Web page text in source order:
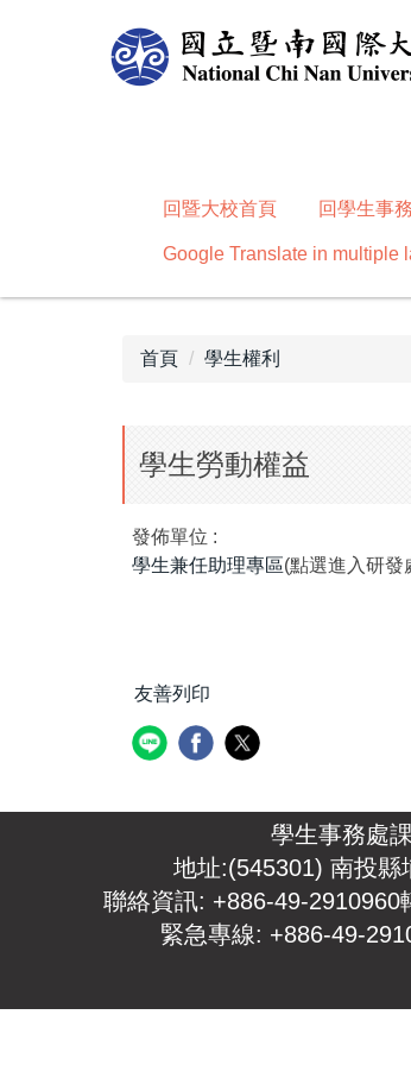
回暨大校首頁 回學生事
Google Translate in multiple
首頁 學生權利
學生勞動權益
發佈單位 :
學生兼任助理專區(點選進入研發
友善列印
學生事務處
地址:(545301) 南投縣
聯絡資訊: +886-49-2910960
緊急專線: +886-49-